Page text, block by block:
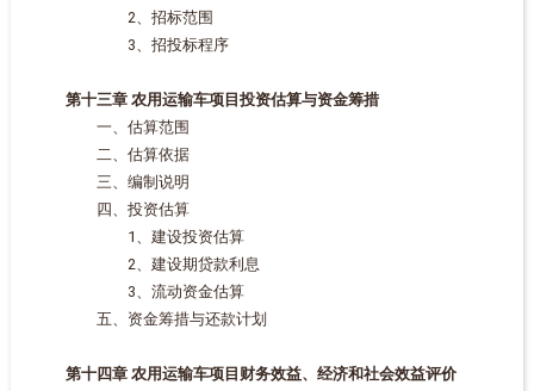
2、招标范围
3、招投标程序
第十三章 农用运输车项目投资估算与资金筹措
一、估算范围
二、估算依据
三、编制说明
四、投资估算
1、建设投资估算
2、建设期贷款利息
3、流动资金估算
五、资金筹措与还款计划
第十四章 农用运输车项目财务效益、经济和社会效益评价